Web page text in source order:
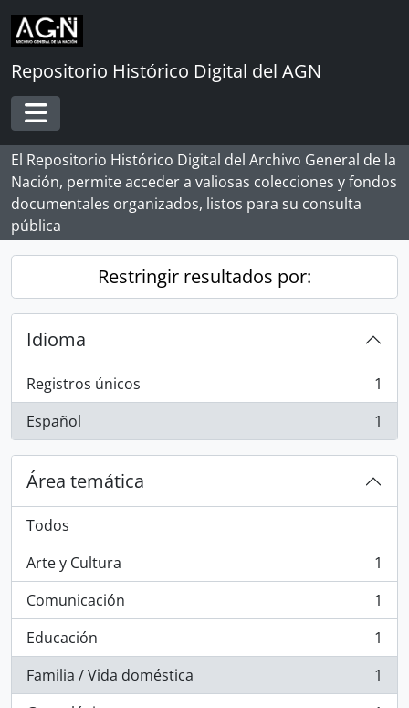
Skip to main content
Repositorio Histórico Digital del AGN
Toggle navigation
El Repositorio Histórico Digital del Archivo General de la
Nación, permite acceder a valiosas colecciones y fondos
documentales organizados, listos para su consulta
pública
Restringir resultados por:
Idioma
Registros únicos
, 1 resultados
1
Español
, 1 resultados 1
Área temática
Todos
Arte y Cultura
, 1 resultados
1
Comunicación
, 1 resultados
1
Educación
, 1 resultados
1
Familia / Vida doméstica
, 1 resultados
1